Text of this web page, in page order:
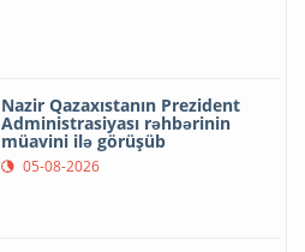
Nazir Qazaxıstanın Prezident
Administrasiyası rəhbərinin
müavini ilə görüşüb
05-08-2026